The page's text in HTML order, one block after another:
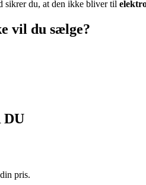
sikrer du, at den ikke bliver til
vil du sælge?
DU
pris.